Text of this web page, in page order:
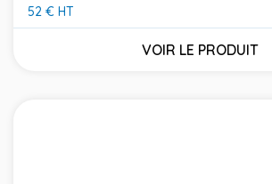
52 € HT
Prix
VOIR LE PRODUIT